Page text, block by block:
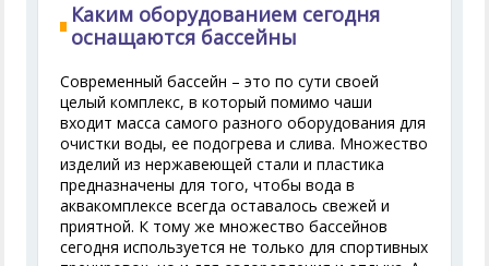
Каким оборудованием сегодня
оснащаются бассейны
Современный бассейн – это по сути своей
целый комплекс, в который помимо чаши
входит масса самого разного оборудования для
очистки воды, ее подогрева и слива. Множество
изделий из нержавеющей стали и пластика
предназначены для того, чтобы вода в
аквакомплексе всегда оставалось свежей и
приятной. К тому же множество бассейнов
сегодня используется не только для спортивных